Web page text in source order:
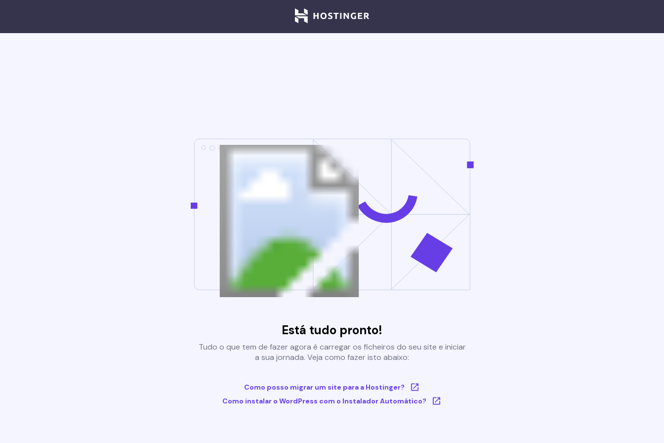
Está tudo pronto!
Tudo o que tem de fazer agora é carregar os ficheiros do seu site e iniciar
a sua jornada. Veja como fazer isto abaixo:
Como posso migrar um site para a Hostinger?
Como instalar o WordPress com o Instalador Automático?